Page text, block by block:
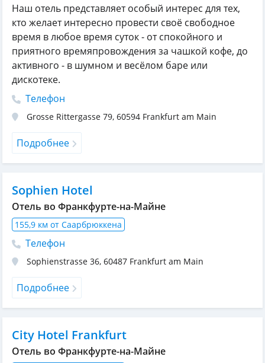
Наш отель представляет особый интерес для тех,
кто желает интересно провести своё свободное
время в любое время суток - от спокойного и
приятного времяпровождения за чашкой кофе, до
активного - в шумном и весёлом баре или
дискотеке.
Телефон
Grosse Rittergasse 79, 60594 Frankfurt am Main
Подробнее
Sophien Hotel
Отель во Франкфурте-на-Майне
155,9 км от Саарбрюккена
Телефон
Sophienstrasse 36, 60487 Frankfurt am Main
Подробнее
City Hotel Frankfurt
Отель во Франкфурте-на-Майне